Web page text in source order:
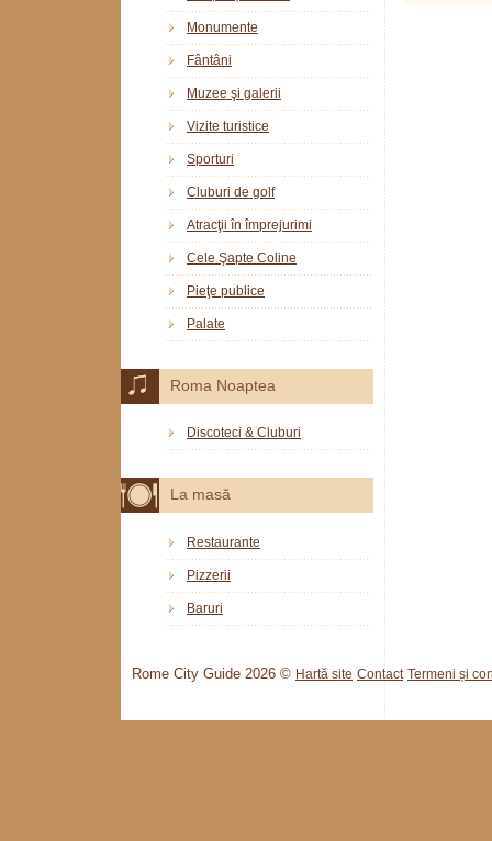
Monumente
Fântâni
Muzee şi galerii
Vizite turistice
Sporturi
Cluburi de golf
Atracţii în împrejurimi
Cele Şapte Coline
Pieţe publice
Palate
Roma Noaptea
Discoteci & Cluburi
La masă
Restaurante
Pizzerii
Baruri
Rome City Guide 2026 © Hartă site Contact Termeni și